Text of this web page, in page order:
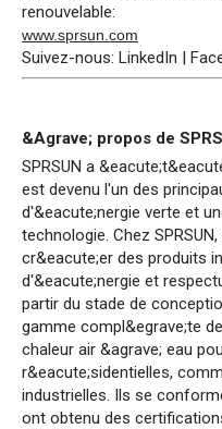
renouvelable:
www.sprsun.com
Suivez-nous: LinkedIn |
&Agrave; propos de
SPRSUN a
est devenu l'un des
d'&eacute;nergie verte et
technologie. Chez
cr&eacute;er des produits
d'&eacute;nergie et
partir du stade de
gamme compl&egrave;te
chaleur air &agrave; eau
r&eacute;sidentielles,
industrielles. Ils se
ont obtenu des